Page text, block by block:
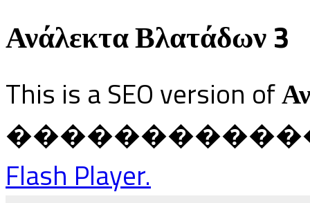
Ανάλεκτα Βλατάδων 3
This is a SEO version of
������������
Flash Player.